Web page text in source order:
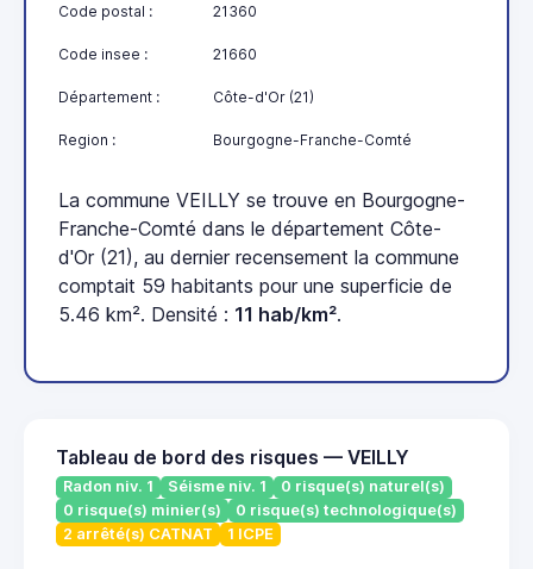
Code postal : 21360
Code insee : 21660
Département : Côte-d'Or (21)
Region : Bourgogne-Franche-Comté
La commune VEILLY se trouve en Bourgogne-
Franche-Comté dans le département Côte-
d'Or (21), au dernier recensement la commune
comptait 59 habitants pour une superficie de
5.46 km². Densité : 11 hab/km².
Tableau de bord des risques — VEILLY
Radon niv. 1 Séisme niv. 1
0 risque(s) naturel(s)
0 risque(s) minier(s)
0 risque(s) technologique(s)
2 arrêté(s) CATNAT
1 ICPE